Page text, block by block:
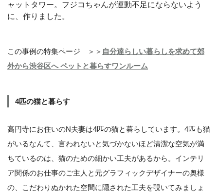
ャットタワー。フジコちゃんが運動不足にならないよう
に、作りました。
この事例の特集ページ ＞＞ 自分達らしい暮らしを求めて郊
外から渋谷区へ ペットと暮らすワンルーム
4匹の猫と暮らす
高円寺にお住いのN夫妻は4匹の猫と暮らしています。4匹も猫
がいるなんて、言われないと気づかないほど清潔な空気が満
ちているのは、猫のための細かい工夫があるから。インテリ
ア関係のお仕事のご主人と元グラフィックデザイナーの奥様
の、こだわりぬかれた空間に隠された工夫を覗いてみましょ